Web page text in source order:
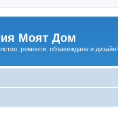
Моят Дом
ремонти, обзавеждане и дизайн!